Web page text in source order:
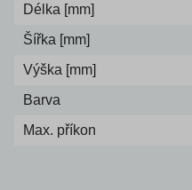
Délka [mm]
Šířka [mm]
Výška [mm]
Barva
Max. příkon